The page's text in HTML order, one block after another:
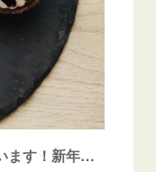
『明けましておめでとうございます！新年のご挨拶を終えて』